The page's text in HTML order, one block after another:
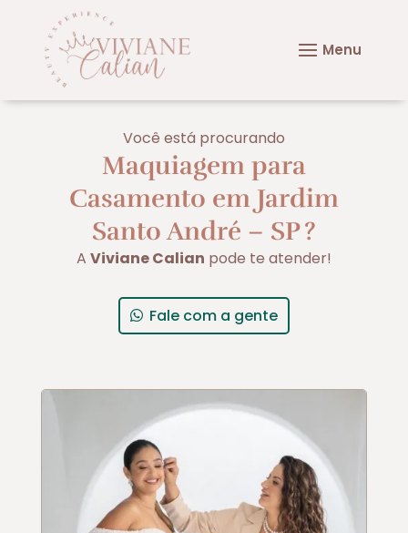
Você está procurando
Maquiagem para
Casamento em Jardim
Santo André – SP?
A Viviane Calian pode te atender!
Fale com a gente